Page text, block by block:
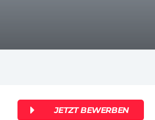
JETZT BEWERBEN